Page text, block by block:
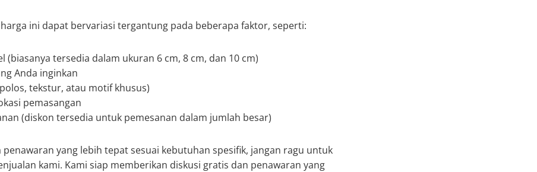
ini dapat bervariasi tergantung pada beberapa faktor, seperti:
(biasanya tersedia dalam ukuran 6 cm, 8 cm, dan 10 cm)
Anda inginkan
tekstur, atau motif khusus)
pemasangan
(diskon tersedia untuk pemesanan dalam jumlah besar)
yang lebih tepat sesuai kebutuhan spesifik, jangan ragu untuk
kami. Kami siap memberikan diskusi gratis dan penawaran yang